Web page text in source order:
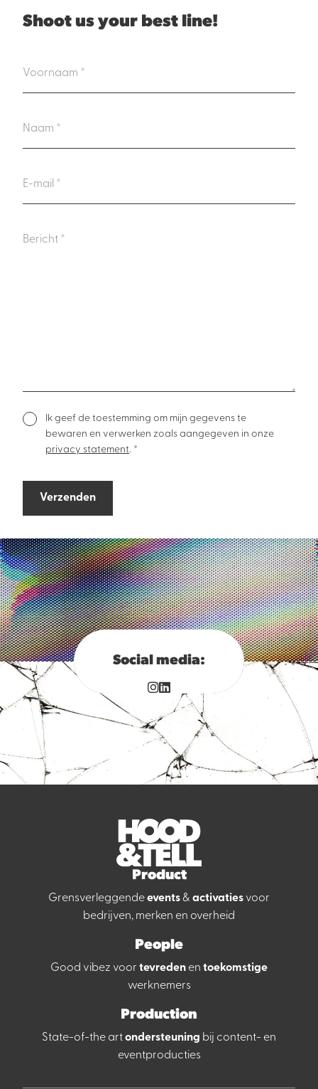
Shoot us your best line!
Ik geef de toestemming om mijn gegevens te
bewaren en verwerken zoals aangegeven in onze
privacy statement. *
Verzenden
Social media:
Product
Grensverleggendeevents & activaties voor
bedrijven, merken en overheid
People
Good vibez voor tevreden en toekomstige
werknemers
Production
State-of-the artondersteuning bij content- en
eventproducties